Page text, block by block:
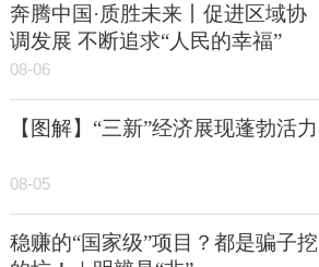
奔腾中国·质胜未来丨促进区域协
调发展 不断追求“人民的幸福”
08-06
【图解】“三新”经济展现蓬勃活力
08-05
稳赚的“国家级”项目？都是骗子挖